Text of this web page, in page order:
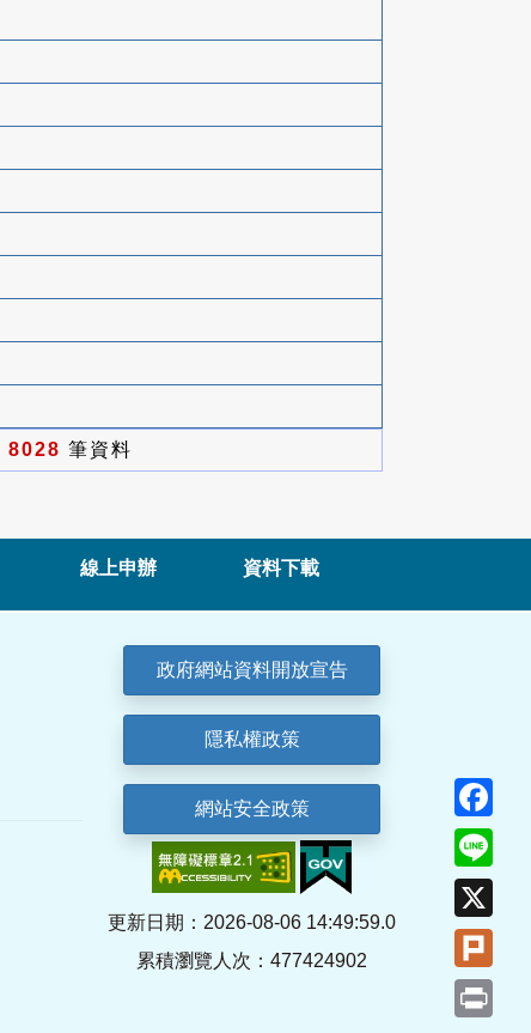
8028 筆資料
線上申辦 資料下載
政府網站資料開放宣告
隱私權政策
網站安全政策
更新日期：2026-08-06 14:49:59.0
累積瀏覽人次：477424902